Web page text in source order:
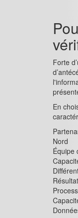
Forte
En
Nord
Équipe